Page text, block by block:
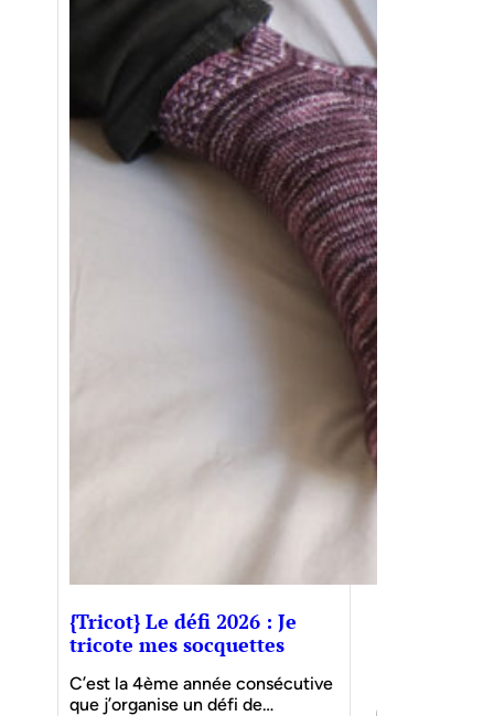
{Tricot} Le défi 2026 : Je
tricote mes socquettes
C’est la 4ème année consécutive
que j’organise un défi de…